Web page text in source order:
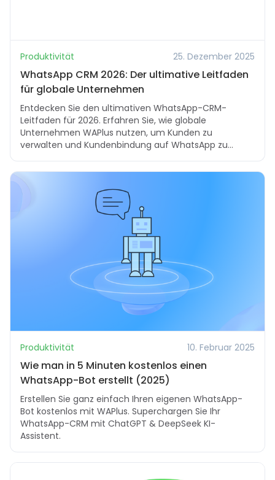
Produktivität 25. Dezember 2025
WhatsApp CRM 2026: Der ultimative Leitfaden
für globale Unternehmen
Entdecken Sie den ultimativen WhatsApp-CRM-
Leitfaden für 2026. Erfahren Sie, wie globale
Unternehmen WAPlus nutzen, um Kunden zu
verwalten und Kundenbindung auf WhatsApp zu
Produktivität 10. Februar 2025
Wie man in 5 Minuten kostenlos einen
WhatsApp-Bot erstellt (2025)
Erstellen Sie ganz einfach Ihren eigenen WhatsApp-
Bot kostenlos mit WAPlus. Superchargen Sie Ihr
WhatsApp-CRM mit ChatGPT & DeepSeek KI-
Assistent.